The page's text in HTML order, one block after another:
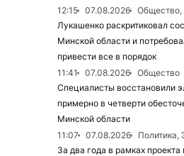
12:15
07.08.2026
Общество,
Лукашенко раскритиковал
Минской области и
привести все в порядок
11:41
07.08.2026
Общество
Специалисты восстановили
примерно в четверти
Минской области
11:07
07.08.2026
Политика,
За два года в рамках